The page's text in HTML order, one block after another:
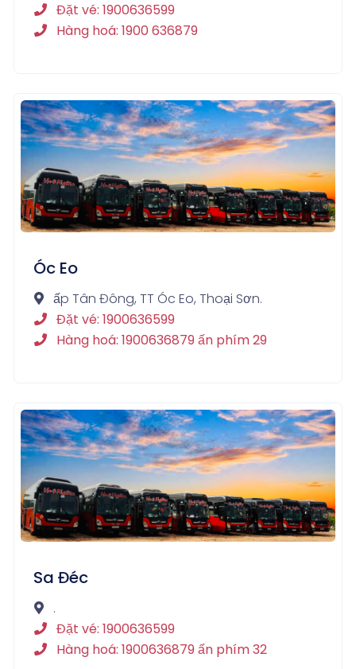
Đặt vé: 1900636599
Hàng hoá: 1900 636879
Óc Eo
ấp Tân Đông, TT Óc Eo, Thoại Sơn.
Đặt vé: 1900636599
Hàng hoá: 1900636879 ấn phím 29
Sa Đéc
.
Đặt vé: 1900636599
Hàng hoá: 1900636879 ấn phím 32